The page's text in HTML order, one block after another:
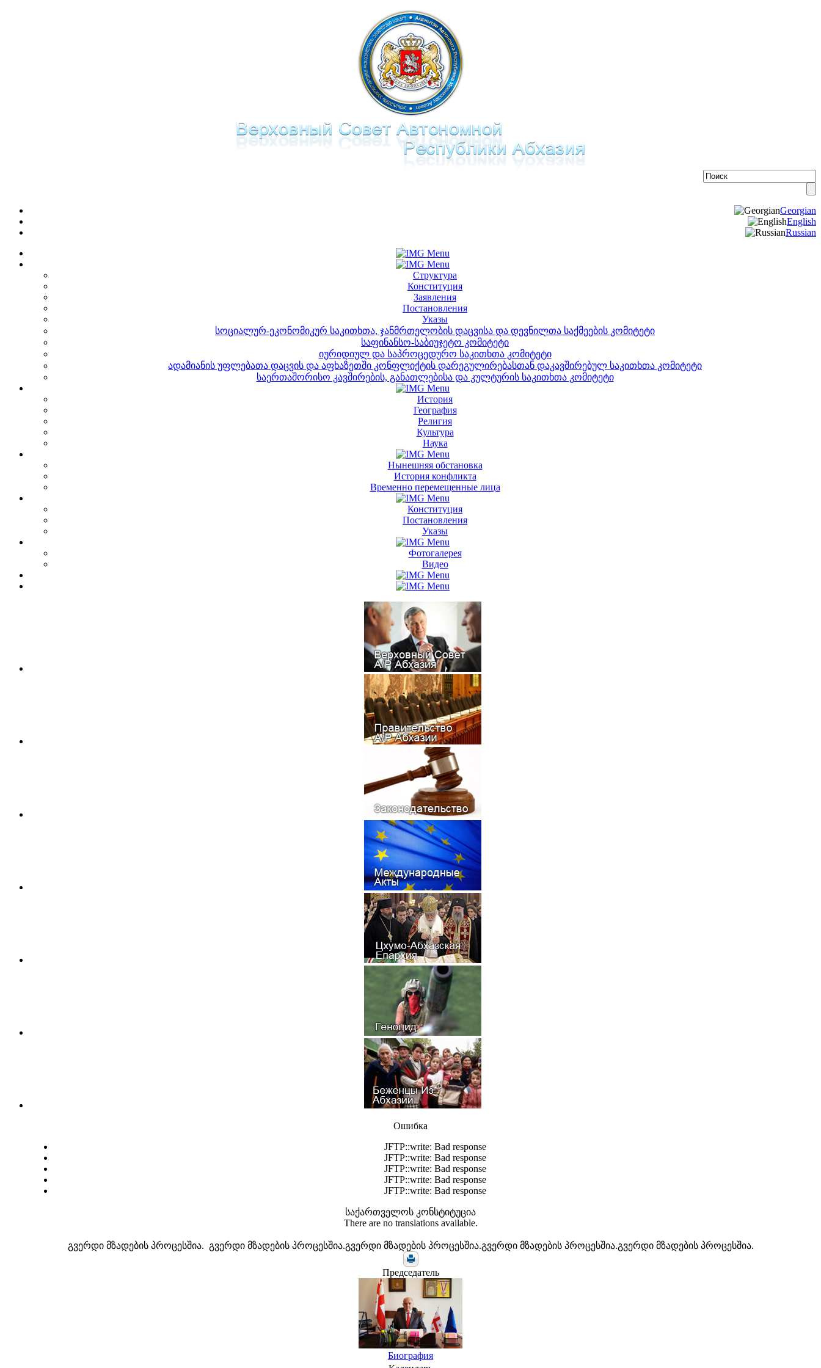
Georgian
English
Russian
Структура
Конституция
Заявления
Постановления
Указы
სოციალურ-ეკონომიკურ საკითხთა, ჯანმრთელობის დაცვისა და დევნილთა საქმეების კომიტეტი
საფინანსო-საბიუჯეტო კომიტეტი
იურიდიულ და საპროცედურო საკითხთა კომიტეტი
ადამიანის უფლებათა დაცვის და აფხაზეთში კონფლიქტის დარეგულირებასთან დაკავშირებულ საკითხთა კომიტეტი
საერთაშორისო კავშირების, განათლებისა და კულტურის საკითხთა კომიტეტი
История
География
Религия
Культура
Наука
Нынешняя обстановка
История конфликта
Временно перемещенные лица
Конституция
Постановления
Указы
Фотогалерея
Видео
Ошибка
JFTP::write: Bad response
JFTP::write: Bad response
JFTP::write: Bad response
JFTP::write: Bad response
JFTP::write: Bad response
საქართველოს კონსტიტუცია
There are no translations available.
გვერდი მზადების პროცესშია. გვერდი მზადების პროცესშია.გვერდი მზადების პროცესშია.გვერდი მზადების პროცესშია.გვერდი მზადების პროცესშია.
Председатель
Биография